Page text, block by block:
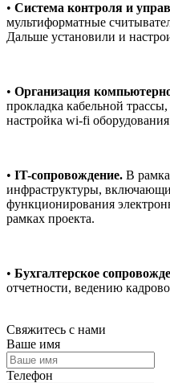
• Система контроля и
мультиформатные
Дальше установили и
• Организация
прокладка кабельной
настройка wi-fi
• IT-сопровождение. В
инфраструктуры,
функционирования
рамках проекта.
• Бухгалтерское
отчетности, ведению
Свяжитесь с нами
Ваше имя
Телефон